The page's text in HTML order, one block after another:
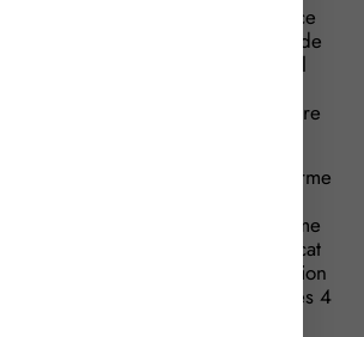
être suspendu si Atout France
matérielle, un vice de forme ou de
certificat de visite. Dans ce cas, il
à l’organisme évaluateur de
La suspension du délai dure
des pièces rectifiées.
erreur matérielle, un vice de forme
détecté après la décision de
Atout France, soit par l’organisme
une version rectifiée du certificat
établie afin qu’une nouvelle décision
être prise au plus tard dans les 4
initiale.